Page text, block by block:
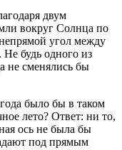
двум
вокруг Солнца по
угол между
будь одного из
не сменялись бы
было бы в таком
лето? Ответ: ни то,
ось не была бы
под прямым